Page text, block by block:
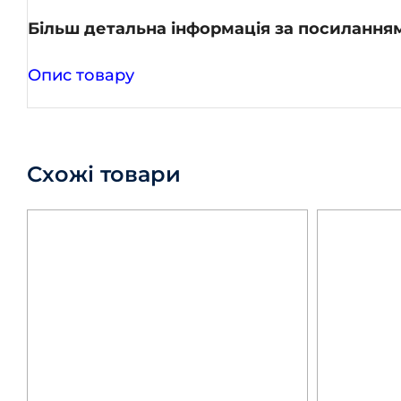
Більш детальна інформація за
Опис товару
Схожі товари